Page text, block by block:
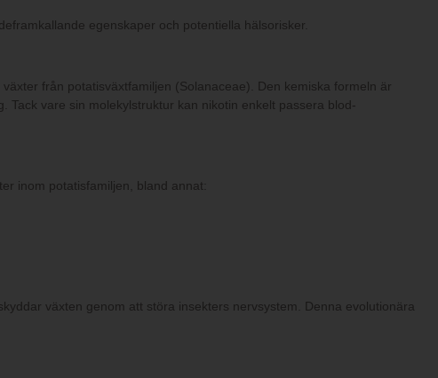
egenskaper och potentiella hälsorisker.
från potatisväxtfamiljen (Solanaceae). Den kemiska formeln är
Tack vare sin molekylstruktur kan nikotin enkelt passera blod-
inom potatisfamiljen, bland annat:
växten genom att störa insekters nervsystem. Denna evolutionära